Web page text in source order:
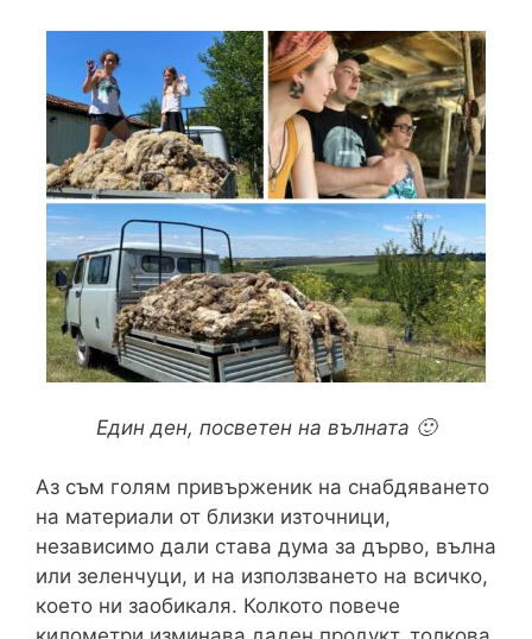
Един ден, посветен на вълната 🙂
Аз съм голям привърженик на снабдяването
на материали от близки източници,
независимо дали става дума за дърво, вълна
или зеленчуци, и на използването на всичко,
което ни заобикаля. Колкото повече